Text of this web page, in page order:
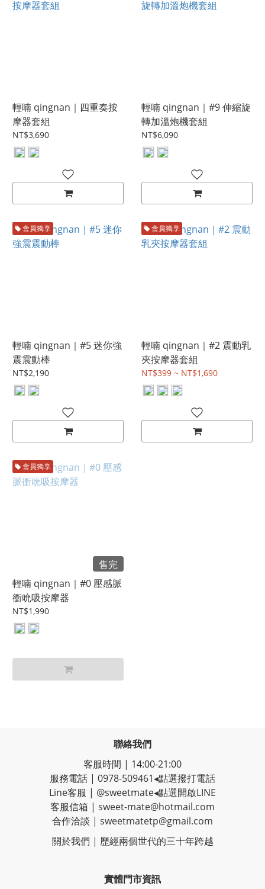
輕喃 qingnan｜四重奏按
摩器套組
NT$3,690
輕喃 qingnan｜#9 伸縮旋
轉加溫炮機套組
NT$6,090
會員獨享
輕喃 qingnan｜#5 迷你強
震震動棒
NT$2,190
會員獨享
輕喃 qingnan｜#2 震動乳
夾按摩器套組
NT$399 ~ NT$1,690
會員獨享
售完
輕喃 qingnan｜#0 壓感脈
衝吮吸按摩器
NT$1,990
聯絡我們
客服時間 | 14:00-21:00
服務電話 | 0978-509461◂點選撥打電話
Line客服 | @sweetmate◂點選開啟LINE
客服信箱 | sweet-mate@hotmail.com
合作洽談 | sweetmatetp@gmail.com
關於我們 | 歷經兩個世代的三十年跨越
實體門市資訊